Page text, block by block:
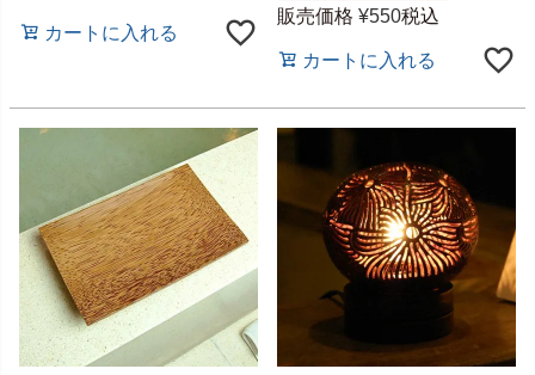
カートに入れる
販売価格 ¥550税込
カートに入れる